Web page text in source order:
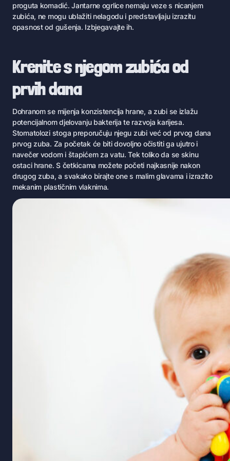
proguta komadić. Jantarne ogrlice nemaju veze s nicanjem
zubića, ne mogu ublažiti nelagodu i predstavljaju izrazitu
opasnost od gušenja. Izbjegavajte ih.
Krenite s njegom zubića od
prvih dana
Dohranom se mijenja konzistencija hrane, a zubi se izlažu
potencijalnom djelovanju bakterija te razvoja karijesa.
Stomatolozi stoga preporučuju njegu zubi već od prvog dana
prvog zuba. Za početak će biti dovoljno očistiti ga ujutro i
navečer vodom i štapićem za vatu. Tek toliko da se skinu
ostaci hrane. S četkicama možete početi najkasnije nakon
drugog zuba, a svakako birajte one s malim glavama i izrazito
mekanim plastičnim vlaknima.